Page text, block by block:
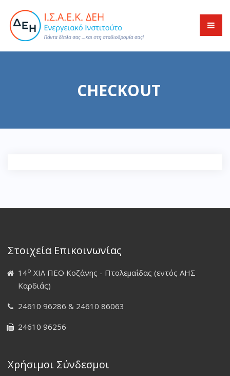
CHECKOUT
Στοιχεία Επικοινωνίας
14ο ΧΙΛ ΠΕΟ Κοζάνης - Πτολεμαΐδας (εντός ΑΗΣ
Καρδιάς)
24610 96286 & 24610 86063
24610 96256
Χρήσιμοι Σύνδεσμοι